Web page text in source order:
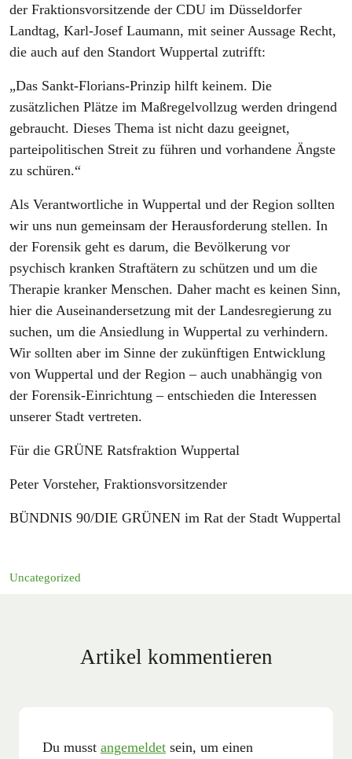
der Fraktionsvorsitzende der CDU im Düsseldorfer
Landtag, Karl-Josef Laumann, mit seiner Aussage Recht,
die auch auf den Standort Wuppertal zutrifft:
„Das Sankt-Florians-Prinzip hilft keinem. Die
zusätzlichen Plätze im Maßregelvollzug werden dringend
gebraucht. Dieses Thema ist nicht dazu geeignet,
parteipolitischen Streit zu führen und vorhandene Ängste
zu schüren.“
Als Verantwortliche in Wuppertal und der Region sollten
wir uns nun gemeinsam der Herausforderung stellen. In
der Forensik geht es darum, die Bevölkerung vor
psychisch kranken Straftätern zu schützen und um die
Therapie kranker Menschen. Daher macht es keinen Sinn,
hier die Auseinandersetzung mit der Landesregierung zu
suchen, um die Ansiedlung in Wuppertal zu verhindern.
Wir sollten aber im Sinne der zukünftigen Entwicklung
von Wuppertal und der Region – auch unabhängig von
der Forensik-Einrichtung – entschieden die Interessen
unserer Stadt vertreten.
Für die GRÜNE Ratsfraktion Wuppertal
Peter Vorsteher, Fraktionsvorsitzender
BÜNDNIS 90/DIE GRÜNEN im Rat der Stadt Wuppertal
Uncategorized
Artikel kommentieren
Du musst angemeldet sein, um einen